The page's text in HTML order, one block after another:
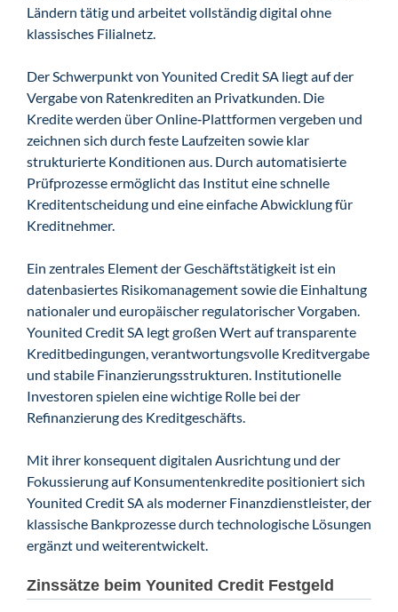
Ländern tätig und arbeitet vollständig digital ohne
klassisches Filialnetz.
Der Schwerpunkt von Younited Credit SA liegt auf der
Vergabe von Ratenkrediten an Privatkunden. Die
Kredite werden über Online‑Plattformen vergeben und
zeichnen sich durch feste Laufzeiten sowie klar
strukturierte Konditionen aus. Durch automatisierte
Prüfprozesse ermöglicht das Institut eine schnelle
Kreditentscheidung und eine einfache Abwicklung für
Kreditnehmer.
Ein zentrales Element der Geschäftstätigkeit ist ein
datenbasiertes Risikomanagement sowie die Einhaltung
nationaler und europäischer regulatorischer Vorgaben.
Younited Credit SA legt großen Wert auf transparente
Kreditbedingungen, verantwortungsvolle Kreditvergabe
und stabile Finanzierungsstrukturen. Institutionelle
Investoren spielen eine wichtige Rolle bei der
Refinanzierung des Kreditgeschäfts.
Mit ihrer konsequent digitalen Ausrichtung und der
Fokussierung auf Konsumentenkredite positioniert sich
Younited Credit SA als moderner Finanzdienstleister, der
klassische Bankprozesse durch technologische Lösungen
ergänzt und weiterentwickelt.
Zinssätze beim Younited Credit Festgeld